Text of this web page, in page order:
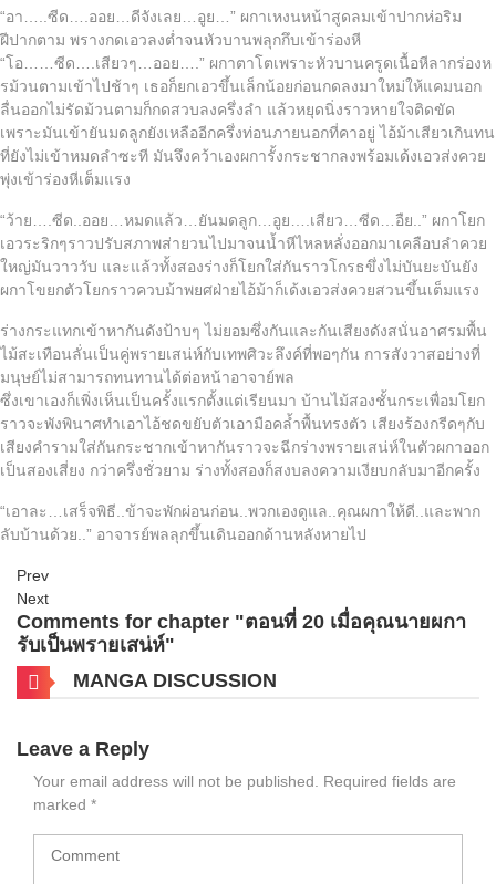
“อา…..ซีด….ออย…ดีจังเลย…อูย…” ผกาเหงนหน้าสูดลมเข้าปากห่อริม
ฝีปากตาม พรางกดเอวลงต่ำจนหัวบานพลุกกึบเข้าร่องหี
“โอ……ซีด….เสียวๆ…ออย….” ผกาตาโตเพราะหัวบานครูดเนื้อหีลากร่องห
รม้วนตามเข้าไปช้าๆ เธอก็ยกเอวขึ้นเล็กน้อยก่อนกดลงมาใหม่ให้แคมนอก
ลื่นออกไม่รัดม้วนตามก็กดสวบลงครึ่งลำ แล้วหยุดนิ่งราวหายใจติดขัด
เพราะมันเข้ายันมดลูกยังเหลืออีกครึ่งท่อนภายนอกที่คาอยู่ ไอ้ม้าเสียวเกินทน
ที่ยังไม่เข้าหมดลำซะที มันจึงคว้าเองผการั้งกระชากลงพร้อมเด้งเอวส่งควย
พุ่งเข้าร่องหีเต็มแรง
“ว้าย….ซีด..ออย…หมดแล้ว…ยันมดลูก…อูย….เสียว…ซีด…อืย..” ผกาโยก
เอวระริกๆราวปรับสภาพส่ายวนไปมาจนน้ำหีไหลหลั่งออกมาเคลือบลำควย
ใหญ่มันวาววับ และแล้วทั้งสองร่างก็โยกใส่กันราวโกรธขึ่งไม่บันยะบันยัง
ผกาโขยกตัวโยกราวควบม้าพยศฝ่ายไอ้ม้าก็เด้งเอวส่งควยสวนขึ้นเต็มแรง
ร่างกระแทกเข้าหากันดังป้าบๆ ไม่ยอมซึ่งกันและกันเสียงดังสนั่นอาศรมพื้น
ไม้สะเทือนลั่นเป็นคู่พรายเสน่ห์กับเทพศิวะลึงค์ที่พอๆกัน การสังวาสอย่างที่
มนุษย์ไม่สามารถทนทานได้ต่อหน้าอาจาย์พล
ซึ่งเขาเองก็เพิ่งเห็นเป็นครั้งแรกตั้งแต่เรียนมา บ้านไม้สองชั้นกระเพื่อมโยก
ราวจะพังพินาศทำเอาไอ้ชดขยับตัวเอามือคล้ำพื้นทรงตัว เสียงร้องกรีดๆกับ
เสียงคำรามใส่กันกระชากเข้าหากันราวจะฉีกร่างพรายเสน่ห์ในตัวผกาออก
เป็นสองเสี่ยง กว่าครึ่งชั่วยาม ร่างทั้งสองก็สงบลงความเงียบกลับมาอีกครั้ง
“เอาละ…เสร็จพิธี..ข้าจะพักผ่อนก่อน..พวกเองดูแล..คุณผกาให้ดี..และพาก
ลับบ้านด้วย..” อาจารย์พลลุกขึ้นเดินออกด้านหลังหายไป
Prev
Next
Comments for chapter "ตอนที่ 20 เมื่อคุณนายผกา
รับเป็นพรายเสน่ห์"
MANGA DISCUSSION
Leave a Reply
Your email address will not be published.
Required fields are
marked *